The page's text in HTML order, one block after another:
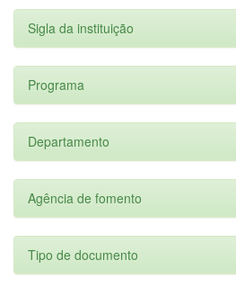
Sigla da instituição
Programa
Departamento
Agência de fomento
Tipo de documento